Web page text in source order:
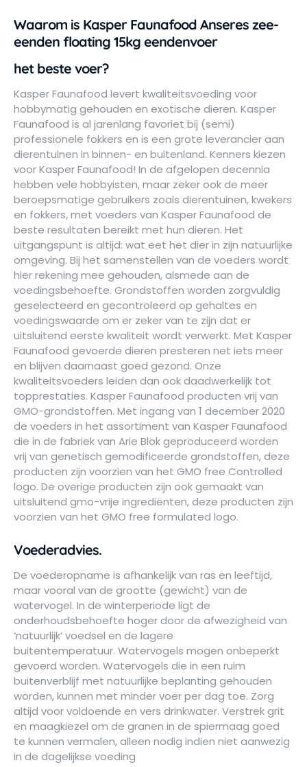
Waarom is Kasper Faunafood Anseres zee-
eenden floating 15kg eendenvoer
het beste voer?
Kasper Faunafood levert kwaliteitsvoeding voor
hobbymatig gehouden en exotische dieren. Kasper
Faunafood is al jarenlang favoriet bij (semi)
professionele fokkers en is een grote leverancier aan
dierentuinen in binnen- en buitenland. Kenners kiezen
voor Kasper Faunafood! In de afgelopen decennia
hebben vele hobbyisten, maar zeker ook de meer
beroepsmatige gebruikers zoals dierentuinen, kwekers
en fokkers, met voeders van Kasper Faunafood de
beste resultaten bereikt met hun dieren. Het
uitgangspunt is altijd: wat eet het dier in zijn natuurlijke
omgeving. Bij het samenstellen van de voeders wordt
hier rekening mee gehouden, alsmede aan de
voedingsbehoefte. Grondstoffen worden zorgvuldig
geselecteerd en gecontroleerd op gehaltes en
voedingswaarde om er zeker van te zijn dat er
uitsluitend eerste kwaliteit wordt verwerkt. Met Kasper
Faunafood gevoerde dieren presteren net iets meer
en blijven daarnaast goed gezond. Onze
kwaliteitsvoeders leiden dan ook daad­werkelijk tot
topprestaties. Kasper Faunafood producten vrij van
GMO-grondstoffen. Met ingang van 1 december 2020
de voeders in het assortiment van Kasper Faunafood
die in de fabriek van Arie Blok geproduceerd worden
vrij van genetisch gemodificeerde grondstoffen, deze
producten zijn voorzien van het GMO free Controlled
logo. De overige producten zijn ook gemaakt van
uitsluitend gmo-vrije ingrediënten, deze producten zijn
voorzien van het GMO free formulated logo.
Voederadvies.
De voederopname is afhankelijk van ras en leeftijd,
maar vooral van de grootte (gewicht) van de
watervogel. In de winterperiode ligt de
onderhoudsbehoefte hoger door de afwezigheid van
‘natuurlijk’ voedsel en de lagere
buitentemperatuur. Watervogels mogen onbeperkt
gevoerd worden. Watervogels die in een ruim
buitenverblijf met natuurlijke beplanting gehouden
worden, kunnen met minder voer per dag toe. Zorg
altijd voor voldoende en vers drinkwater. Verstrek grit
en maagkiezel om de granen in de spiermaag goed
te kunnen vermalen, alleen nodig indien niet aanwezig
in de dagelijkse voeding